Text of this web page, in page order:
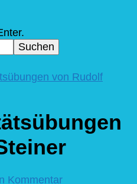
von Rudolf
Kommentarzu